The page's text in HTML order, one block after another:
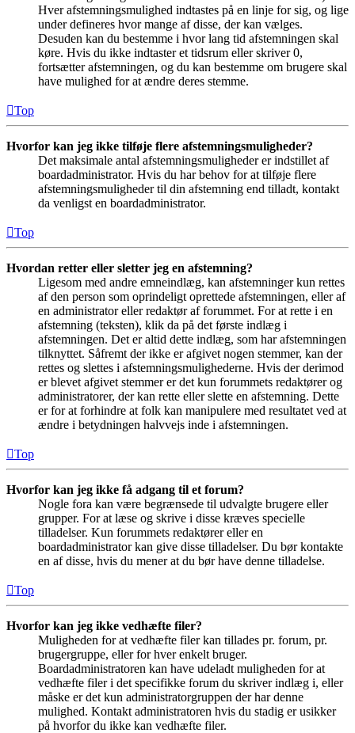
Hver afstemningsmulighed indtastes på en linje for sig, og lige
under defineres hvor mange af disse, der kan vælges.
Desuden kan du bestemme i hvor lang tid afstemningen skal
køre. Hvis du ikke indtaster et tidsrum eller skriver 0,
fortsætter afstemningen, og du kan bestemme om brugere skal
have mulighed for at ændre deres stemme.
Top
Hvorfor kan jeg ikke tilføje flere afstemningsmuligheder?
Det maksimale antal afstemningsmuligheder er indstillet af
boardadministrator. Hvis du har behov for at tilføje flere
afstemningsmuligheder til din afstemning end tilladt, kontakt
da venligst en boardadministrator.
Top
Hvordan retter eller sletter jeg en afstemning?
Ligesom med andre emneindlæg, kan afstemninger kun rettes
af den person som oprindeligt oprettede afstemningen, eller af
en administrator eller redaktør af forummet. For at rette i en
afstemning (teksten), klik da på det første indlæg i
afstemningen. Det er altid dette indlæg, som har afstemningen
tilknyttet. Såfremt der ikke er afgivet nogen stemmer, kan der
rettes og slettes i afstemningsmulighederne. Hvis der derimod
er blevet afgivet stemmer er det kun forummets redaktører og
administratorer, der kan rette eller slette en afstemning. Dette
er for at forhindre at folk kan manipulere med resultatet ved at
ændre i betydningen halvvejs inde i afstemningen.
Top
Hvorfor kan jeg ikke få adgang til et forum?
Nogle fora kan være begrænsede til udvalgte brugere eller
grupper. For at læse og skrive i disse kræves specielle
tilladelser. Kun forummets redaktører eller en
boardadministrator kan give disse tilladelser. Du bør kontakte
en af disse, hvis du mener at du bør have denne tilladelse.
Top
Hvorfor kan jeg ikke vedhæfte filer?
Muligheden for at vedhæfte filer kan tillades pr. forum, pr.
brugergruppe, eller for hver enkelt bruger.
Boardadministratoren kan have udeladt muligheden for at
vedhæfte filer i det specifikke forum du skriver indlæg i, eller
måske er det kun administratorgruppen der har denne
mulighed. Kontakt administratoren hvis du stadig er usikker
på hvorfor du ikke kan vedhæfte filer.